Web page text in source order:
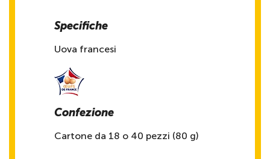
Specifiche
Uova francesi
Confezione
Cartone da 18 o 40 pezzi (80 g)